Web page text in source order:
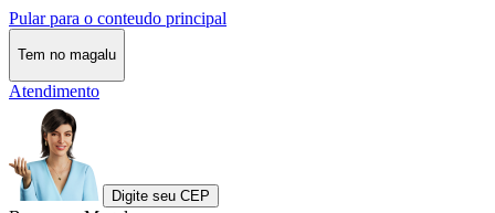
Pular para o conteudo principal
Tem no magalu
Atendimento
Digite seu CEP